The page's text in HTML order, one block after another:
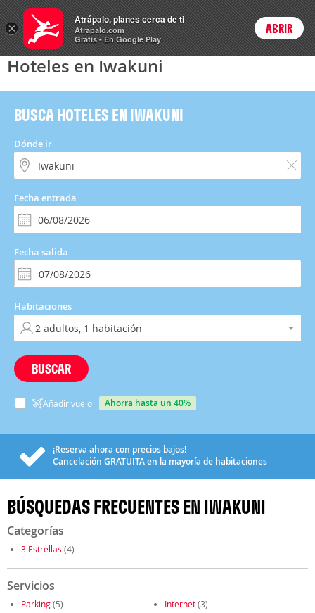
Hoteles Login
Hoteles en Iwakuni
BUSCA HOTELES EN IWAKUNI
Dónde ir
Fecha entrada
Fecha salida
Habitaciones
BUSCAR
Añadir vuelo ahorra hasta un 40%
¡Reserva ahora con precios bajos!
Cancelación GRATUITAen la mayoría de habitaciones
BÚSQUEDAS FRECUENTES EN IWAKUNI
Categorías
3 Estrellas (4)
Servicios
Parking(5) Internet(3)
×
Atrápalo, planes cerca de ti
Atrapalo.com
Gratis - En Google Play
ABRIR